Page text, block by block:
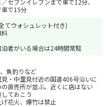
セブンイレブンまで車で12分、
車で15分
てウォシュレット付き)
料
泊者がいる場合は24時間常駐
魚釣りなど
・中里見付近の国道406号沿いに
直売所が並ぶ。近くに店はない
ておこう
花火、爆竹は禁止